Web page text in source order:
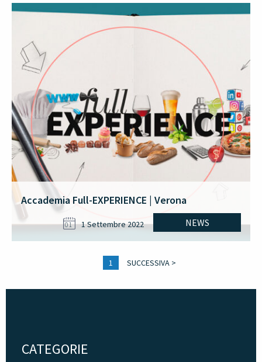
Accademia Full-EXPERIENCE | Verona
NEWS
01 1 Settembre 2022
1 SUCCESSIVA >
CATEGORIE